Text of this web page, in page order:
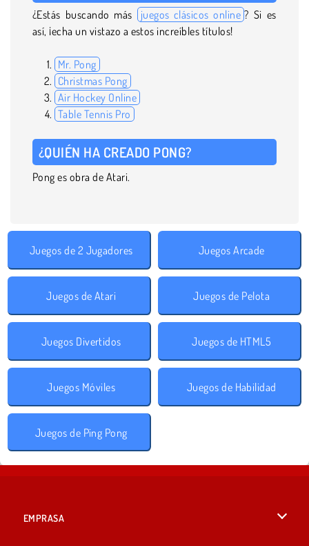
¿Estás buscando más juegos clásicos online ? Si es
así, ¡echa un vistazo a estos increíbles títulos!
Mr. Pong
Christmas Pong
Air Hockey Online
Table Tennis Pro
¿QUIÉN HA CREADO PONG?
Pong es obra de Atari.
Juegos de 2 Jugadores Juegos Arcade
Juegos de Atari Juegos de Pelota
Juegos Divertidos Juegos de HTML5
Juegos Móviles Juegos de Habilidad
Juegos de Ping Pong
EMPRASA